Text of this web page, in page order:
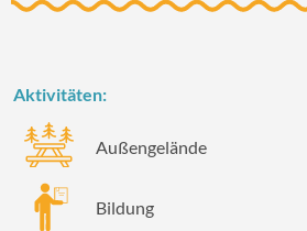
Aktivitäten:
Außengelände
Bildung